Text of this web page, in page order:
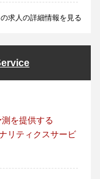
求人の詳細情報を見る
を提供する
リティクスサービ